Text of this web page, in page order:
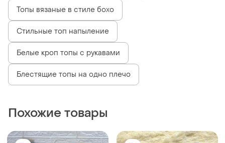
Топы вязаные в стиле бохо
Стильные топ напыление
Белые кроп топы с рукавами
Блестящие топы на одно плечо
Похожие товары